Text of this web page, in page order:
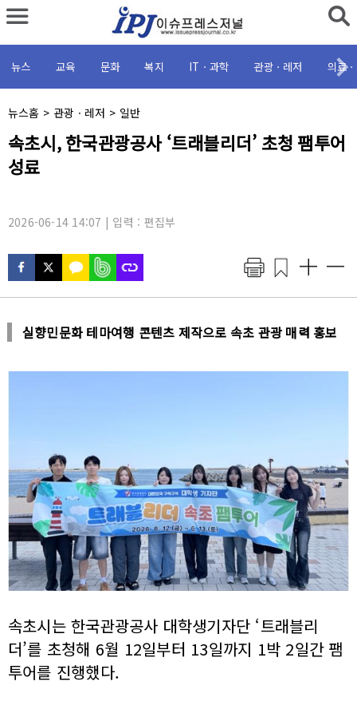
뉴스 교육 문화 복지 ITㆍ과학 관광ㆍ레저 의료
채
명
뉴스홈 > 관광ㆍ레저 > 일반
기
사
제
목
속초시, 한국관광공사 ‘트래블리더’ 초청 팸투어
성료
2026-06-14 14:07 | 입력 : 편집부
실향민문화 테마여행 콘텐츠 제작으로 속초 관광 매력 홍보
속초시는 한국관광공사 대학생기자단 ‘트래블리
더’를 초청해 6월 12일부터 13일까지 1박 2일간 팸
투어를 진행했다.